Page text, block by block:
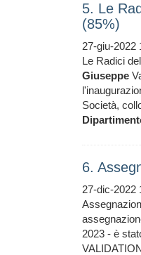
5. Le
(85%)
27-giu-2022
Le Radici
Giuseppe
Società,
6.
27-dic-2022
2023 - è